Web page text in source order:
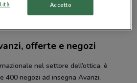
Tutti i negozi GrandVision by Avanzi
offerte e negozi
nel settore dell’ottica, è
400 negozi ad insegna Avanzi,
Accetto